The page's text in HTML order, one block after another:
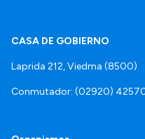
CASA DE GOBIERNO
Laprida 212, Viedma (8500)
Conmutador: (02920)